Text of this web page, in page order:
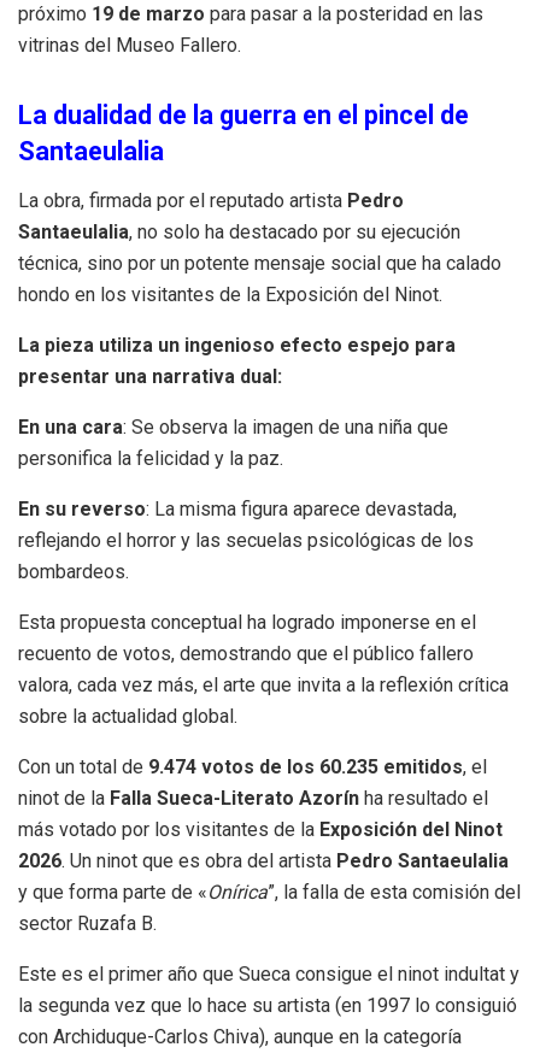
próximo 19 de marzo para pasar a la posteridad en las
vitrinas del Museo Fallero.
La dualidad de la guerra en el pincel de
Santaeulalia
La obra, firmada por el reputado artista Pedro
Santaeulalia, no solo ha destacado por su ejecución
técnica, sino por un potente mensaje social que ha calado
hondo en los visitantes de la Exposición del Ninot.
La pieza utiliza un ingenioso efecto espejo para
presentar una narrativa dual:
En una cara: Se observa la imagen de una niña que
personifica la felicidad y la paz.
En su reverso: La misma figura aparece devastada,
reflejando el horror y las secuelas psicológicas de los
bombardeos.
Esta propuesta conceptual ha logrado imponerse en el
recuento de votos, demostrando que el público fallero
valora, cada vez más, el arte que invita a la reflexión crítica
sobre la actualidad global.
Con un total de 9.474 votos de los 60.235 emitidos, el
ninot de la Falla Sueca-Literato Azorín ha resultado el
más votado por los visitantes de la Exposición del Ninot
2026. Un ninot que es obra del artista Pedro Santaeulalia
y que forma parte de «Onírica”, la falla de esta comisión del
sector Ruzafa B.
Este es el primer año que Sueca consigue el ninot indultat y
la segunda vez que lo hace su artista (en 1997 lo consiguió
con Archiduque-Carlos Chiva), aunque en la categoría